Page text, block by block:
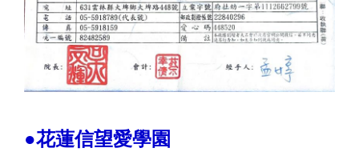
●花蓮信望愛學園